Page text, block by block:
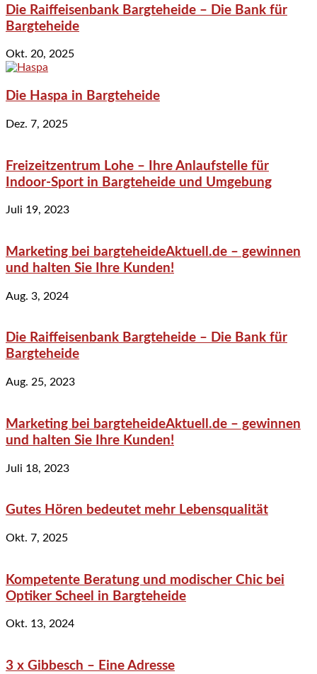
Die Raiffeisenbank Bargteheide – Die Bank für
Bargteheide
Okt. 20, 2025
Die Haspa in Bargteheide
Dez. 7, 2025
Freizeitzentrum Lohe – Ihre Anlaufstelle für
Indoor-Sport in Bargteheide und Umgebung
Juli 19, 2023
Marketing bei bargteheideAktuell.de – gewinnen
und halten Sie Ihre Kunden!
Aug. 3, 2024
Die Raiffeisenbank Bargteheide – Die Bank für
Bargteheide
Aug. 25, 2023
Marketing bei bargteheideAktuell.de – gewinnen
und halten Sie Ihre Kunden!
Juli 18, 2023
Gutes Hören bedeutet mehr Lebensqualität
Okt. 7, 2025
Kompetente Beratung und modischer Chic bei
Optiker Scheel in Bargteheide
Okt. 13, 2024
3 x Gibbesch – Eine Adresse